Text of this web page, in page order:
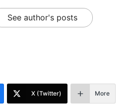
See author's posts
X (Twitter) More